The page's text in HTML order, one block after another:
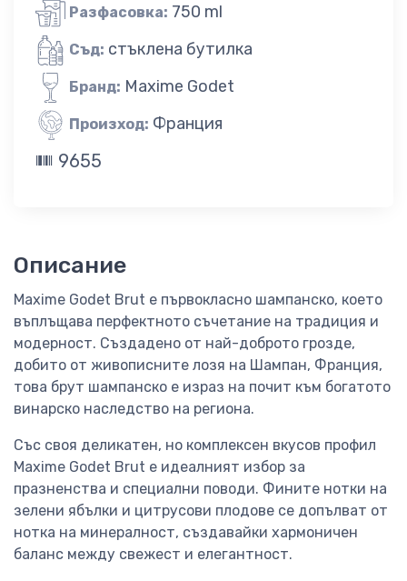
Разфасовка: 750 ml
Съд: стъклена бутилка
Бранд: Maxime Godet
Произход: Франция
9655
Описание
Maxime Godet Brut е първокласно шампанско, което
въплъщава перфектното съчетание на традиция и
модерност. Създадено от най-доброто грозде,
добито от живописните лозя на Шампан, Франция,
това брут шампанско е израз на почит към богатото
винарско наследство на региона.
Със своя деликатен, но комплексен вкусов профил
Maxime Godet Brut е идеалният избор за
празненства и специални поводи. Фините нотки на
зелени ябълки и цитрусови плодове се допълват от
нотка на минералност, създавайки хармоничен
баланс между свежест и елегантност.